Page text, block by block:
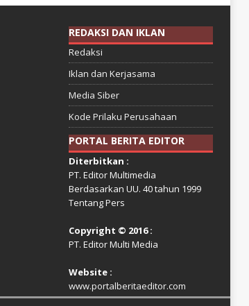
REDAKSI DAN IKLAN
Redaksi
Iklan dan Kerjasama
Media Siber
Kode Prilaku Perusahaan
PORTAL BERITA EDITOR
Diterbitkan :
PT. Editor Multimedia
Berdasarkan UU. 40 tahun 1999
Tentang Pers
Copyright © 2016 :
PT. Editor Multi Media
Website :
www.portalberitaeditor.com